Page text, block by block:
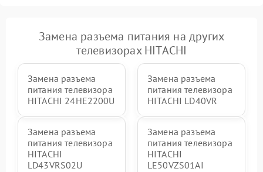
Замена разъема питания на других
телевизорах HITACHI
Замена разъема
питания телевизора
HITACHI 24HE2200U
Замена разъема
питания телевизора
HITACHI LD40VR
Замена разъема
питания телевизора
HITACHI
LD43VRS02U
Замена разъема
питания телевизора
HITACHI
LE50VZS01AI